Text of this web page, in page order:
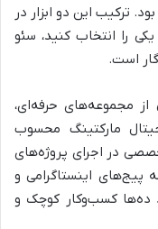
ترکیب این دو ابزار در
را انتخاب کنید، سئو
است.
از مجموعه‌های حرفه‌ای،
مارکتینگ محسوب
سال سابقه تخصصی در اجرای پروژه‌های
اینستاگرامی و
ده‌ها کسب‌وکار کوچک و